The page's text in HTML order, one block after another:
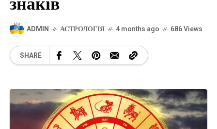
ADMIN АСТРОЛОГІЯ 4 months ago 686 Views
SHARE